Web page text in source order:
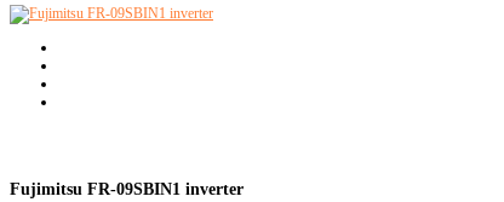
Fujimitsu FR-09SBIN1 inverter